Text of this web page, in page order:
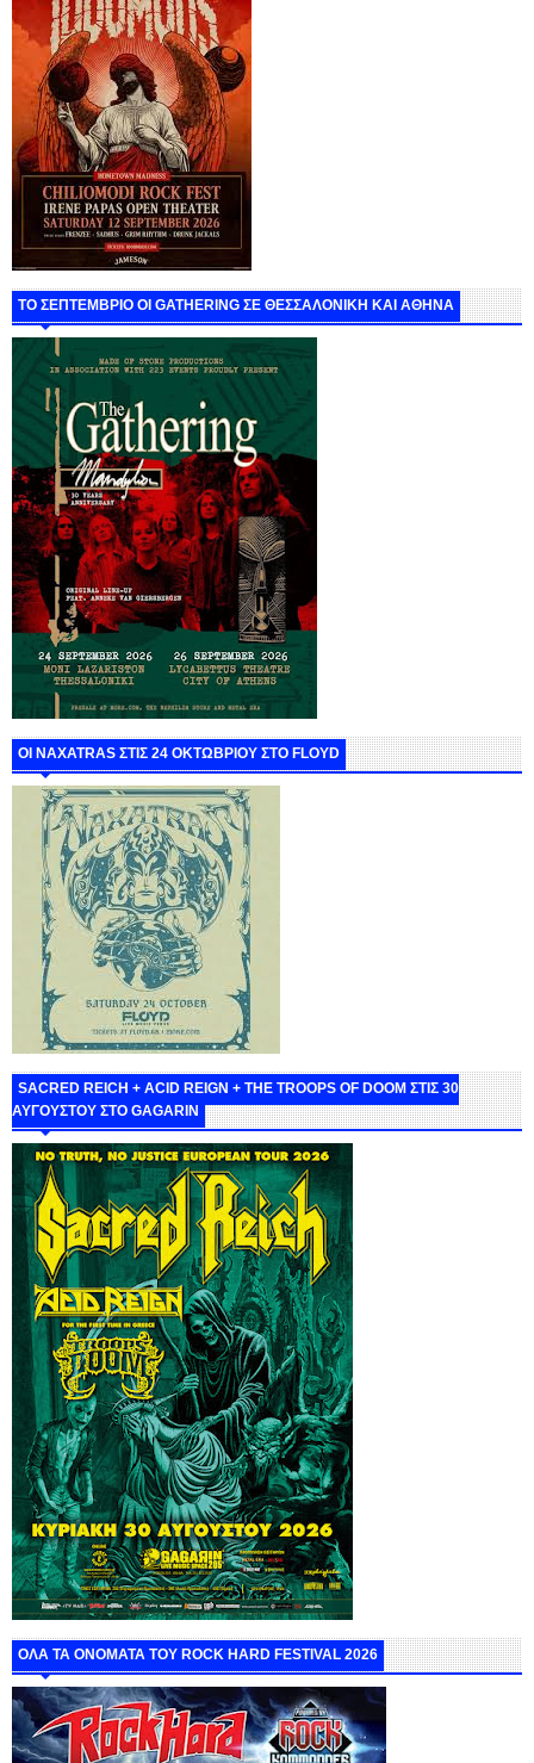
ΤΟ ΣΕΠΤΕΜΒΡΙΟ ΟΙ GATHERING ΣΕ ΘΕΣΣΑΛΟΝΙΚΗ ΚΑΙ ΑΘΗΝΑ
ΟΙ NAXATRAS ΣΤΙΣ 24 ΟΚΤΩΒΡΙΟΥ ΣΤΟ FLOYD
SACRED REICH + ACID REIGN + THE TROOPS OF DOOM ΣΤΙΣ 30
ΑΥΓΟΥΣΤΟΥ ΣΤΟ GAGARIN
ΟΛΑ ΤΑ ΟΝΟΜΑΤΑ ΤΟΥ ROCK HARD FESTIVAL 2026